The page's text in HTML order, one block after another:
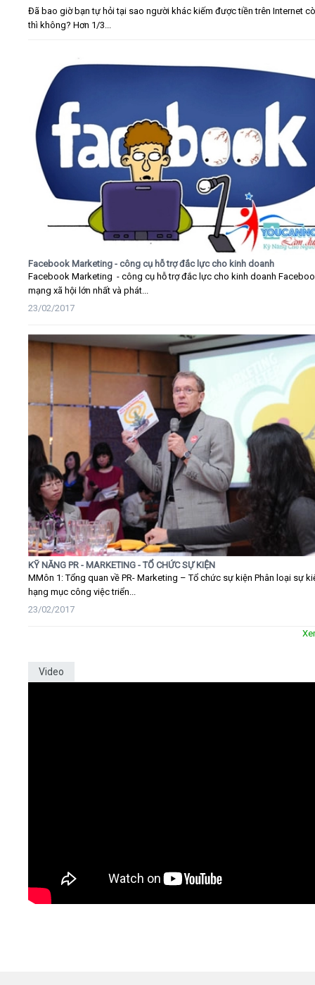
Đã bao giờ bạn tự hỏi tại sao người khác kiếm được tiền trên Internet
thì không? Hơn 1/3...
Facebook Marketing - công cụ hỗ trợ đắc lực cho kinh doanh
Facebook Marketing - công cụ hỗ trợ đắc lực cho kinh doanh
mạng xã hội lớn nhất và phát...
23/02/2017
KỸ NĂNG PR - MARKETING - TỔ CHỨC SỰ KIỆN
MMôn 1: Tổng quan về PR- Marketing – Tổ chức sự kiện Phân loại sự
hạng mục công việc triển...
23/02/2017
Video